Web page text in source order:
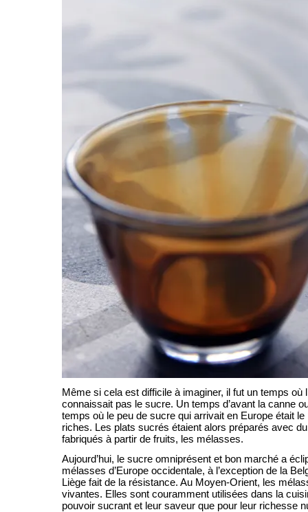
Même si cela est difficile à imaginer, il fut un temps où
connaissait pas le sucre. Un temps d’avant la canne
temps où le peu de sucre qui arrivait en Europe était
riches. Les plats sucrés étaient alors préparés avec
fabriqués à partir de fruits, les mélasses.
Aujourd’hui, le sucre omniprésent et bon marché a
mélasses d’Europe occidentale, à l’exception de la
Liège fait de la résistance. Au Moyen-Orient, les
vivantes. Elles sont couramment utilisées dans la
pouvoir sucrant et leur saveur que pour leur richesse